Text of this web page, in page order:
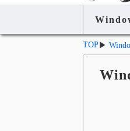
TOP ▶